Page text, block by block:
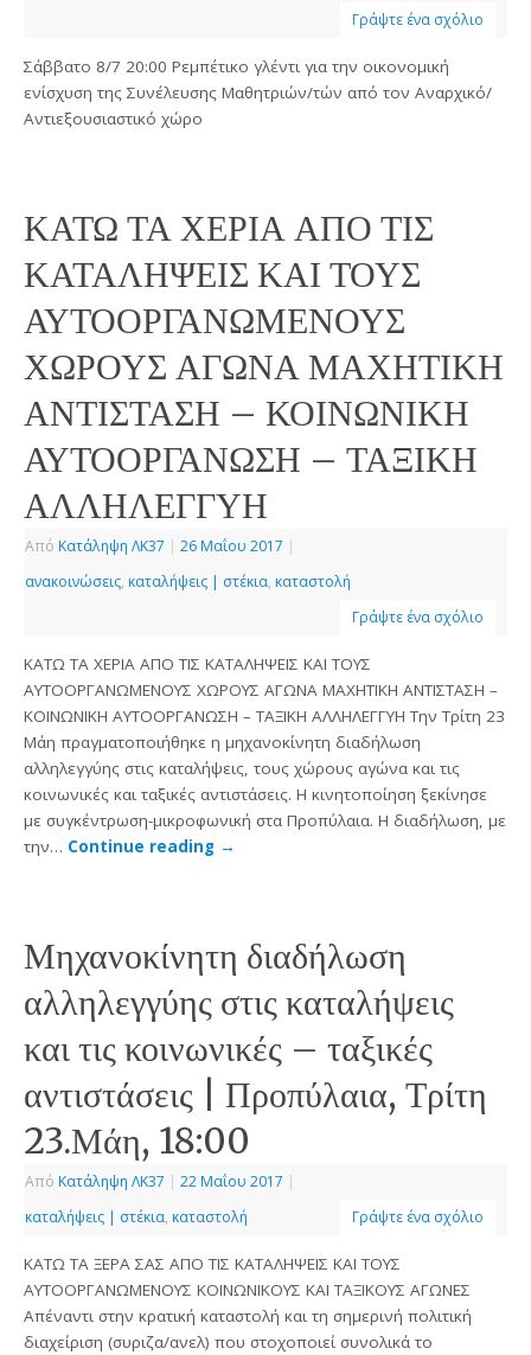
Γράψτε ένα σχόλιο
Σάββατο 8/7 20:00 Ρεμπέτικο γλέντι για την οικονομική
ενίσχυση της Συνέλευσης Μαθητριών/τών από τον Αναρχικό/
Αντιεξουσιαστικό χώρο
ΚΑΤΩ ΤΑ ΧΕΡΙΑ ΑΠΟ ΤΙΣ
ΚΑΤΑΛΗΨΕΙΣ ΚΑΙ ΤΟΥΣ
ΑΥΤΟΟΡΓΑΝΩΜΕΝΟΥΣ
ΧΩΡΟΥΣ ΑΓΩΝΑ ΜΑΧΗΤΙΚΗ
ΑΝΤΙΣΤΑΣΗ – ΚΟΙΝΩΝΙΚΗ
ΑΥΤΟΟΡΓΑΝΩΣΗ – ΤΑΞΙΚΗ
ΑΛΛΗΛΕΓΓΥΗ
Από Κατάληψη ΛΚ37 | 26 Μαΐου 2017 |
ανακοινώσεις, καταλήψεις | στέκια, καταστολή
Γράψτε ένα σχόλιο
ΚΑΤΩ ΤΑ ΧΕΡΙΑ ΑΠΟ ΤΙΣ ΚΑΤΑΛΗΨΕΙΣ ΚΑΙ ΤΟΥΣ
ΑΥΤΟΟΡΓΑΝΩΜΕΝΟΥΣ ΧΩΡΟΥΣ ΑΓΩΝΑ ΜΑΧΗΤΙΚΗ ΑΝΤΙΣΤΑΣΗ –
ΚΟΙΝΩΝΙΚΗ ΑΥΤΟΟΡΓΑΝΩΣΗ – ΤΑΞΙΚΗ ΑΛΛΗΛΕΓΓΥΗ Την Τρίτη 23
Μάη πραγματοποιήθηκε η μηχανοκίνητη διαδήλωση
αλληλεγγύης στις καταλήψεις, τους χώρους αγώνα και τις
κοινωνικές και ταξικές αντιστάσεις. Η κινητοποίηση ξεκίνησε
με συγκέντρωση-μικροφωνική στα Προπύλαια. Η διαδήλωση, με
την… Continue reading →
Μηχανοκίνητη διαδήλωση
αλληλεγγύης στις καταλήψεις
και τις κοινωνικές – ταξικές
αντιστάσεις | Προπύλαια, Τρίτη
23.Μάη, 18:00
Από Κατάληψη ΛΚ37 | 22 Μαΐου 2017 |
καταλήψεις | στέκια, καταστολή Γράψτε ένα σχόλιο
ΚΑΤΩ ΤΑ ΞΕΡΑ ΣΑΣ ΑΠΟ ΤΙΣ ΚΑΤΑΛΗΨΕΙΣ ΚΑΙ ΤΟΥΣ
ΑΥΤΟΟΡΓΑΝΩΜΕΝΟΥΣ ΚΟΙΝΩΝΙΚΟΥΣ ΚΑΙ ΤΑΞΙΚΟΥΣ ΑΓΩΝΕΣ
Απέναντι στην κρατική καταστολή και τη σημερινή πολιτική
διαχείριση (συριζα/ανελ) που στοχοποιεί συνολικά το